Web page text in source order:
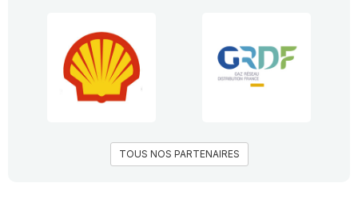
TOUS NOS PARTENAIRES